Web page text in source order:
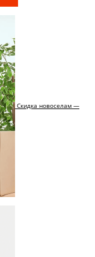
Скидка новоселам —